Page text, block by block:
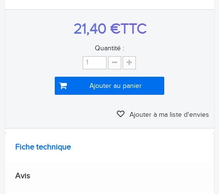
21,40 €TTC
Quantité :
Ajouter au panier
Ajouter à ma liste d'envies
Fiche technique
Avis